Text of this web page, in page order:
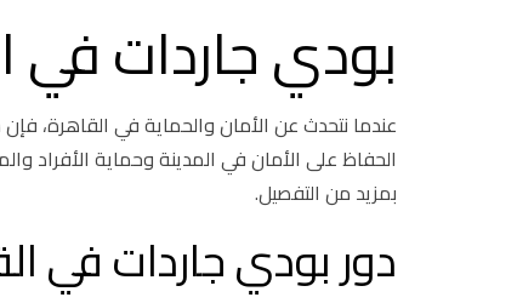
بودي جاردات في
عندما نتحدث عن الأمان والحماية في القاهرة،
الحفاظ على الأمان في المدينة وحماية الأفراد
بمزيد من التفصيل.
دور بودي جاردات في